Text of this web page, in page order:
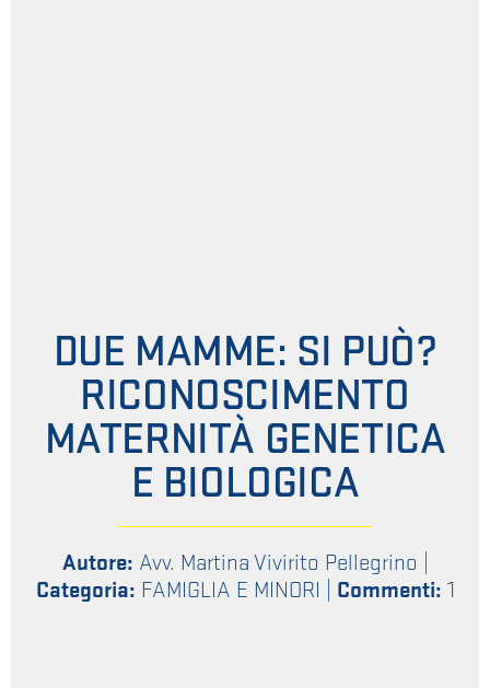
DUE MAMME: SI PUÒ?
RICONOSCIMENTO
MATERNITÀ GENETICA
E BIOLOGICA
Autore: Avv. Martina Vivirito Pellegrino
Categoria: FAMIGLIA E MINORI Commenti: 1